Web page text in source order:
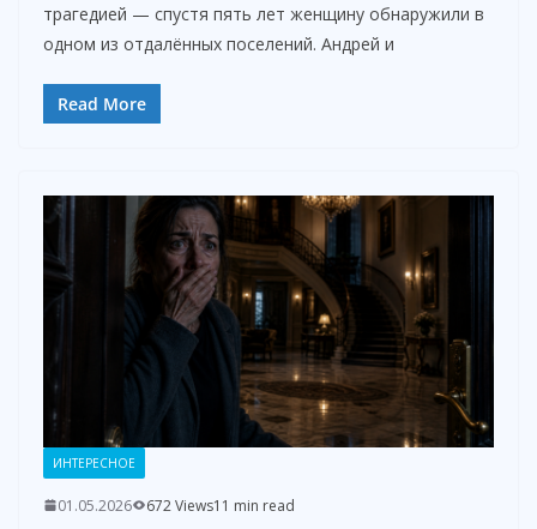
трагедией — спустя пять лет женщину обнаружили в
одном из отдалённых поселений. Андрей и
Read More
ИНТЕРЕСНОЕ
01.05.2026 672 Views11 min read